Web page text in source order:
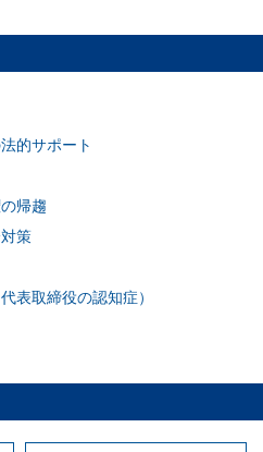
的サポート
帰趨
策
表取締役の認知症）